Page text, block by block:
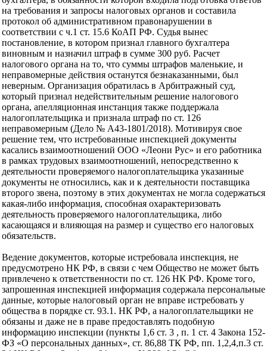
на требования и запросы налоговых органов и составила
протокол об административном правонарушении в
соответствии с ч.1 ст. 15.6 КоАП РФ. Судья вынес
постановление, в котором признал главного бухгалтера
виновным и назначил штраф в сумме 300 руб. Расчет
налогового органа на то, что суммы штрафов маленькие, и
неправомерные действия останутся безнаказанными, был
неверным. Организация обратилась в Арбитражный суд,
который признал недействительным решение налогового
органа, апелляционная инстанция также поддержала
налогоплательщика и признала штраф по ст. 126
неправомерным (Дело № А43-1801/2018). Мотивируя свое
решение тем, что истребованные инспекцией документы
касались взаимоотношений ООО «Леони Рус» и его работника
в рамках трудовых взаимоотношений, непосредственно к
деятельности проверяемого налогоплательщика указанные
документы не относились, как и к деятельности поставщика
второго звена, поэтому в этих документах не могла содержаться
какая-либо информация, способная охарактеризовать
деятельность проверяемого налогоплательщика, либо
касающаяся и влияющая на размер и существо его налоговых
обязательств.
Ведение документов, которые истребовала инспекция, не
предусмотрено НК РФ, в связи с чем Общество не может быть
привлечено к ответственности по ст. 126 НК РФ. Кроме того,
запрошенная инспекцией информация содержала персональные
данные, которые налоговый орган не вправе истребовать у
общества в порядке ст. 93.1. НК РФ, а налогоплательщики не
обязаны и даже не в праве предоставлять подобную
информацию инспекции (пункты 1,6 ст. 3 , п. 1 ст. 4 Закона 152-
ФЗ «О персональных данных», ст. 86,88 ТК РФ, пп. 1,2,4,п.3 ст.